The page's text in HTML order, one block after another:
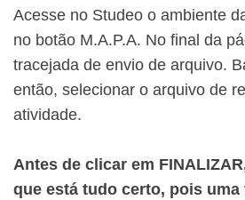
Acesse no Studeo o ambiente
no botão M.A.P.A. No final da
tracejada de envio de arquivo.
então, selecionar o arquivo de
atividade.
Antes de clicar em
que está tudo certo, pois uma